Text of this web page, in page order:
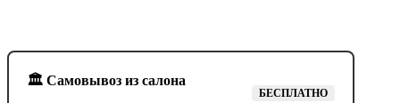
🏛️ Самовывоз из салона
БЕСПЛАТНО